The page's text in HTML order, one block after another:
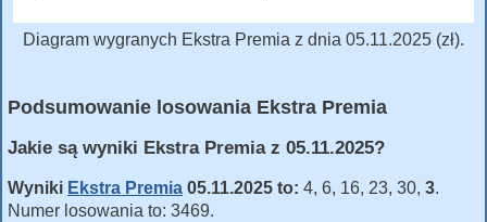
Diagram wygranych Ekstra Premia z dnia 05.11.2025 (zł).
Podsumowanie losowania Ekstra Premia
Jakie są wyniki Ekstra Premia z 05.11.2025?
Wyniki Ekstra Premia 05.11.2025 to: 4, 6, 16, 23, 30, 3.
Numer losowania to: 3469.